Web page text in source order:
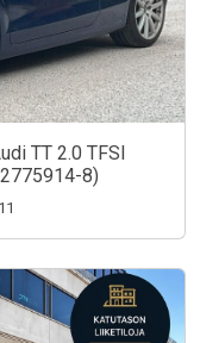
TT 2.0 TFSI
8)